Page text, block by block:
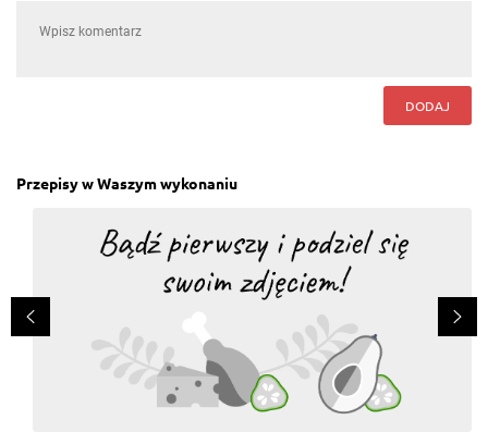
DODAJ
Przepisy w Waszym wykonaniu